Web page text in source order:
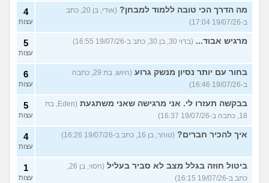
מה הדרך הכי טובה ללמוד למבחן?
(אודי, בן 20, כתב
ב-19/07/26 17:04)
4
עצות
מרגיש אבוד... (בדוי 30, בן 30, כתב ב-19/07/26 16:55) 5
עצות
בחור עם יותר נסיון מנשק גרוע
(היוש, בת 29, כתבה
ב-19/07/26 16:46)
6
עצות
בבקשה תעזרו לי. אני מרגישה שאני משתגעת
(Eden, בת
18, כתבה ב-19/07/26 16:37)
5
עצות
איך להכיר חברים? (טוהר, בן 16, כתב ב-19/07/26 16:26) 4
עצות
ביטול חוזה בגלל מצב לא סביר בעליל
(חסוי, בן 26,
כתב ב-19/07/26 16:15)
1
עצות